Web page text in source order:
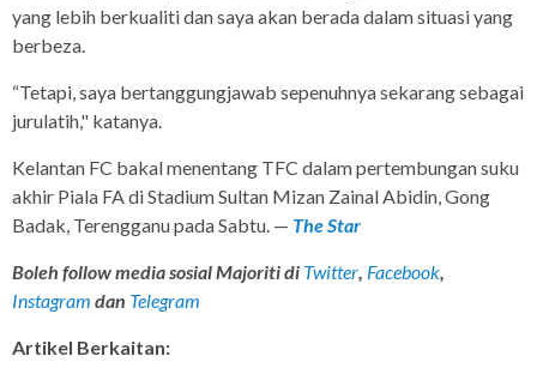
yang lebih berkualiti dan saya akan berada dalam situasi yang
berbeza.
“Tetapi, saya bertanggungjawab sepenuhnya sekarang sebagai
jurulatih," katanya.
Kelantan FC bakal menentang TFC dalam pertembungan suku
akhir Piala FA di Stadium Sultan Mizan Zainal Abidin, Gong
Badak, Terengganu pada Sabtu. — The Star
Boleh follow media sosial Majoriti di Twitter Facebook
Instagram dan Telegram
Artikel Berkaitan: